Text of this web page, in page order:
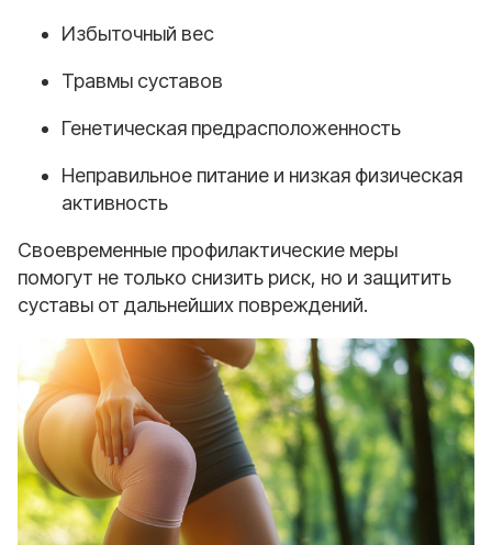
Избыточный вес
Травмы суставов
Генетическая предрасположенность
Неправильное питание и низкая физическая
активность
Своевременные профилактические меры
помогут не только снизить риск, но и защитить
суставы от дальнейших повреждений.